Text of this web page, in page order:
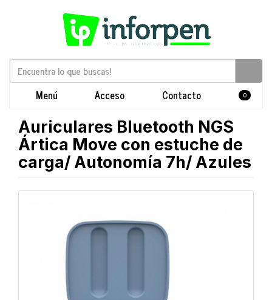
Menú Acceso Contacto 0
Auriculares Bluetooth NGS
Ártica Move con estuche de
carga/ Autonomía 7h/ Azules